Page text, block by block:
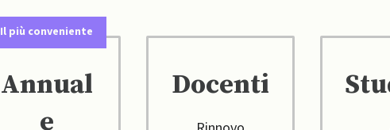
Il più conveniente
Annual
e
Docenti